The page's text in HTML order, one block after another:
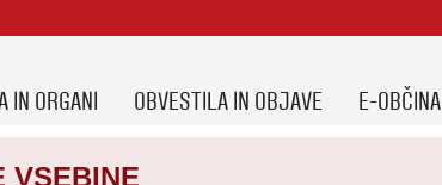
IN ORGANI OBVESTILA IN OBJAVE E-OBČINA
VSEBINE